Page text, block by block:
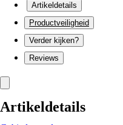
Artikeldetails
Productveiligheid
Verder kijken?
Reviews
Artikeldetails